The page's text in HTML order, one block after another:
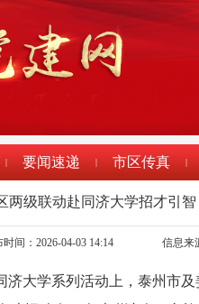
| 要闻速递 | 市区传真 |
两级联动赴同济大学招才引
时间：2026-04-03 14:14 信息来
济大学系列活动上，泰州市